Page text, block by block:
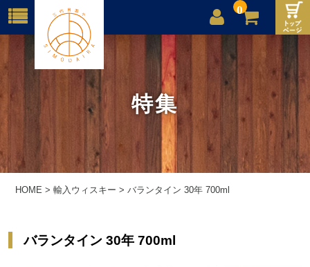
0
店舗案内
ご利用案内
送料
お問合せ
特集
HOME >輸入ウィスキー >バランタイン 30年 700ml
バランタイン 30年 700ml